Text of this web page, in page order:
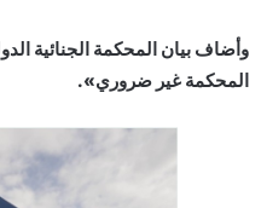
وأضاف بيان المحكمة الجنائية
المحكمة غير ضروري».